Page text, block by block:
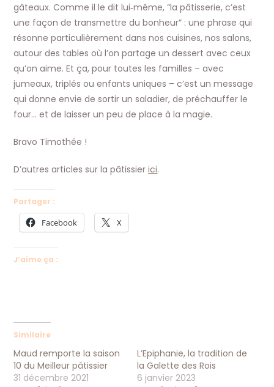
gâteaux. Comme il le dit lui‑même, “la pâtisserie, c’est
une façon de transmettre du bonheur” : une phrase qui
résonne particulièrement dans nos cuisines, nos salons,
autour des tables où l’on partage un dessert avec ceux
qu’on aime. Et ça, pour toutes les familles – avec
jumeaux, triplés ou enfants uniques – c’est un message
qui donne envie de sortir un saladier, de préchauffer le
four… et de laisser un peu de place à la magie.​
Bravo Timothée !
D’autres articles sur la pâtissierici.
Partager :
Facebook X
J’aime ça :
Similaire
Maud remporte la saison
10 du Meilleur pâtissier
31 décembre 2021
L’Epiphanie, la tradition de
la Galette des Rois
6 janvier 2023